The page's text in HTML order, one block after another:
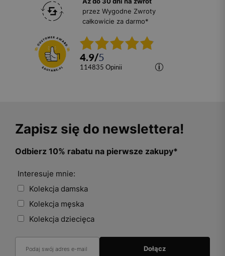
przez Wygodne Zwroty
całkowicie za darmo*
4.9/5
114835 opinii
Zapisz się do newslettera!
Odbierz 10% rabatu na pierwsze zakupy*
Interesuje mnie:
Kolekcja damska
Kolekcja męska
Kolekcja dziecięca